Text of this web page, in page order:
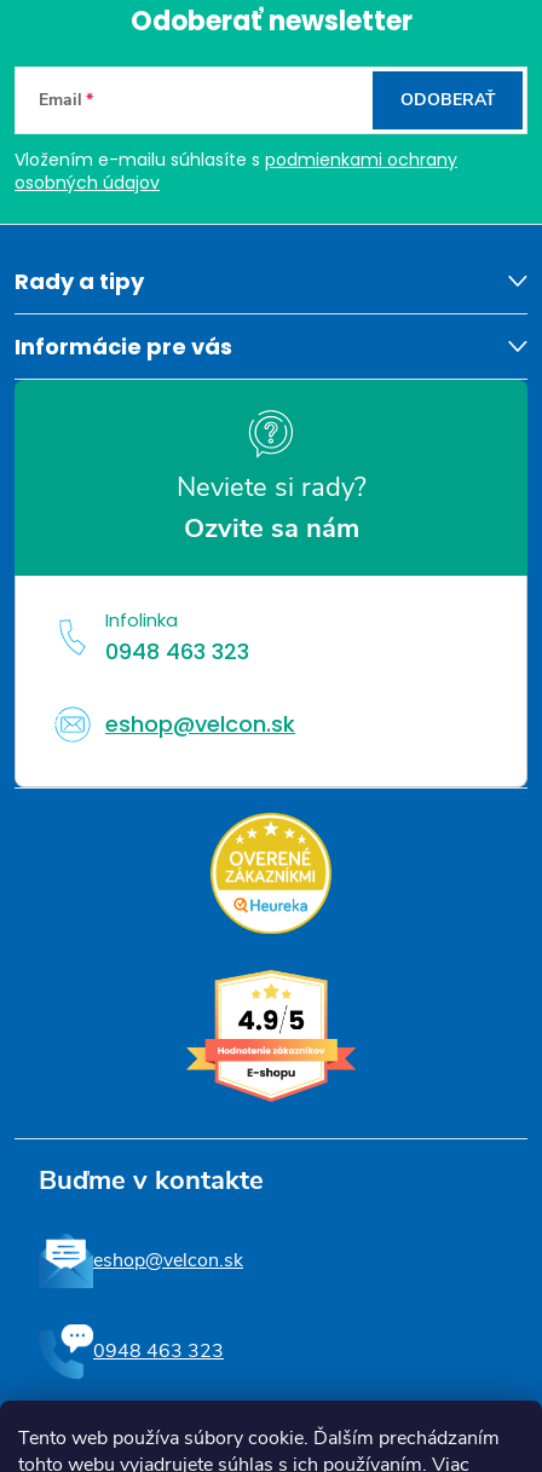
Tento web používa súbory cookie. Ďalším prechádzaním
tohto webu vyjadrujete súhlas s ich používaním. Viac
Z
á
p
ä
t
e
Odoberať newsletter
Email
Vložením e-mailu súhlasíte s podmienkami ochrany
osobných údajov
ODOBERAŤ
Rady a tipy
Informácie pre vás
Neviete si rady?
Ozvite sa nám
Infolinka
0948 463 323
eshop@velcon.sk
Buďme v kontakte
eshop@velcon.sk
0948 463 323
Sledujte nás na Facebooku